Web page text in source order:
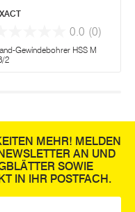
0.0 (0)
Gewindebohrer HSS M
2
MEHR! MELDEN
AN UND
SOWIE
IN IHR POSTFACH.